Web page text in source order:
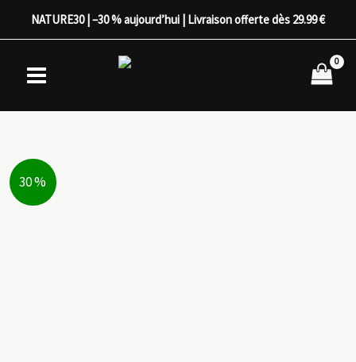
NATURE30 | –30 % aujourd’hui | Livraison offerte dès 29.99 €
30 %